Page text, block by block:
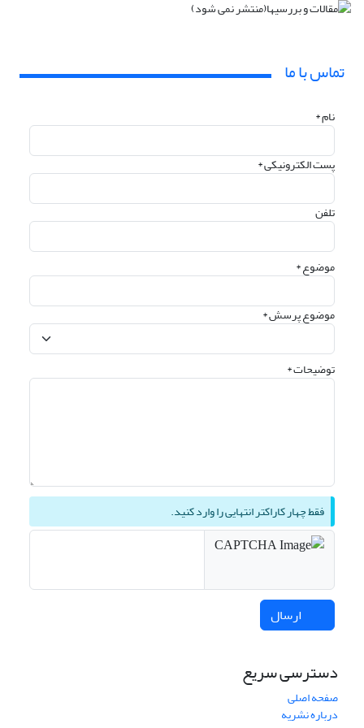
تماس با ما
نام *
پست الکترونیکی *
تلفن
موضوع *
موضوع پرسش *
توضیحات *
فقط چهار کاراکتر انتهایی را وارد کنید.
ارسال
دسترسی سریع
صفحه اصلی
درباره نشریه